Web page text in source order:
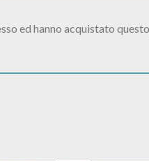
ed hanno acquistato